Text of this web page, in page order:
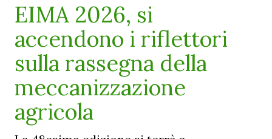
EIMA 2026, si
accendono i riflettori
sulla rassegna della
meccanizzazione
agricola